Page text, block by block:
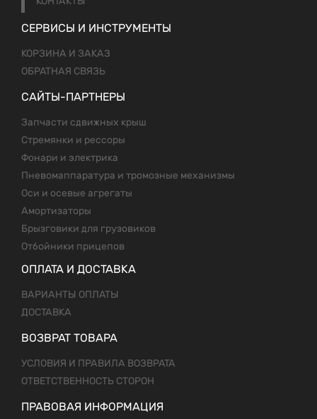
СЕРВИСЫ И ИНСТРУМЕНТЫ
КОРЗИНА И ЗАКАЗ
ОБРАТНАЯ СВЯЗЬ
САЙТЫ-ПАРТНЕРЫ
Запчасти сдвижных крыш
Стремянки и рессоры
Фонари и электрика
Пневомаппаратура и тромозные механизмы
Оси и осевые агрегаты
Амортизаторы
Брызговики для грузовиков
Отбойники прицепов
ОПЛАТА И ДОСТАВКА
ВАРИАНТЫ ОПЛАТЫ
ДОСТАВКА
ВОЗВРАТ ТОВАРА
УСЛОВИЯ И ПРАВИЛА ВОЗВРАТА
ОТВЕТСТВЕННОСТЬ СТОРОН
ПРАВОВАЯ ИНФОРМАЦИЯ